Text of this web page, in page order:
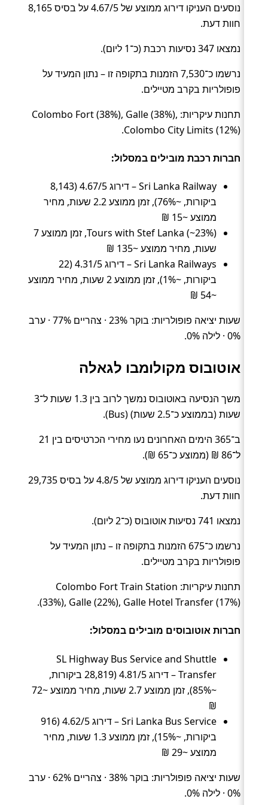
נוסעים העניקו דירוג ממוצע של 4.67/5 על בסיס 8,165
חוות דעת.
נמצאו 347 נסיעות רכבת (כ־1 ליום).
נרשמו כ־7,530 הזמנות בתקופה זו – נתון המעיד על
פופולריות בקרב מטיילים.
תחנות עיקריות: Colombo Fort (38%), Galle (38%),
Colombo City Limits (12%).
חברות רכבת מובילים במסלול:
Sri Lanka Railway – דירוג 4.67/5 (8,143
ביקורות, ~76%), זמן ממוצע 2.2 שעות, מחיר
ממוצע ~15 ₪
Tours with Stef Lanka (~23%), זמן ממוצע 7
שעות, מחיר ממוצע ~135 ₪
Sri Lanka Railways – דירוג 4.31/5 (22
ביקורות, ~1%), זמן ממוצע 2 שעות, מחיר ממוצע
~54 ₪
שעות יציאה פופולריות: בוקר 23% · צהריים 77% · ערב
0% · לילה 0%.
אוטובוס מקולומבו לגאלה
משך הנסיעה באוטובוס נמשך לרוב בין 1.3 שעות ל־3
שעות (בממוצע כ־2.5 שעות) (Bus).
ב־365 הימים האחרונים נעו מחירי הכרטיסים בין 21
ל־86 ₪ (ממוצע כ־65 ₪).
נוסעים העניקו דירוג ממוצע של 4.8/5 על בסיס 29,735
חוות דעת.
נמצאו 741 נסיעות אוטובוס (כ־2 ליום).
נרשמו כ־675 הזמנות בתקופה זו – נתון המעיד על
פופולריות בקרב מטיילים.
תחנות עיקריות: Colombo Fort Train Station
(33%), Galle (22%), Galle Hotel Transfer (17%).
חברות אוטובוסים מובילים במסלול:
SL Highway Bus Service and Shuttle
Transfer – דירוג 4.81/5 (28,819 ביקורות,
~85%), זמן ממוצע 2.7 שעות, מחיר ממוצע ~72
₪
Sri Lanka Bus Service – דירוג 4.62/5 (916
ביקורות, ~15%), זמן ממוצע 1.3 שעות, מחיר
ממוצע ~29 ₪
שעות יציאה פופולריות: בוקר 38% · צהריים 62% · ערב
0% · לילה 0%.